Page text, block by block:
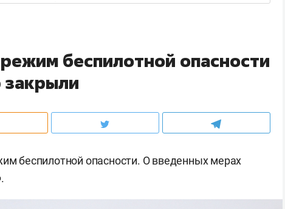
беспилотной опасности
беспилотной опасности. О введенных мерах